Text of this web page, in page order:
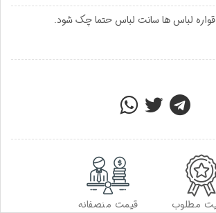
لباس ها سانت لباس حتما چک شود.
قیمت منصفانه مطلوب